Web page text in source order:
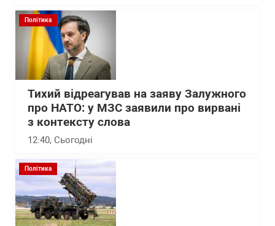
Політика
Тихий відреагував на заяву Залужного
про НАТО: у МЗС заявили про вирвані
з контексту слова
12:40, Сьогодні
Політика